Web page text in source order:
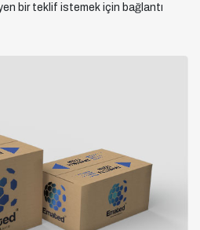
bir teklif istemek için bağlantı